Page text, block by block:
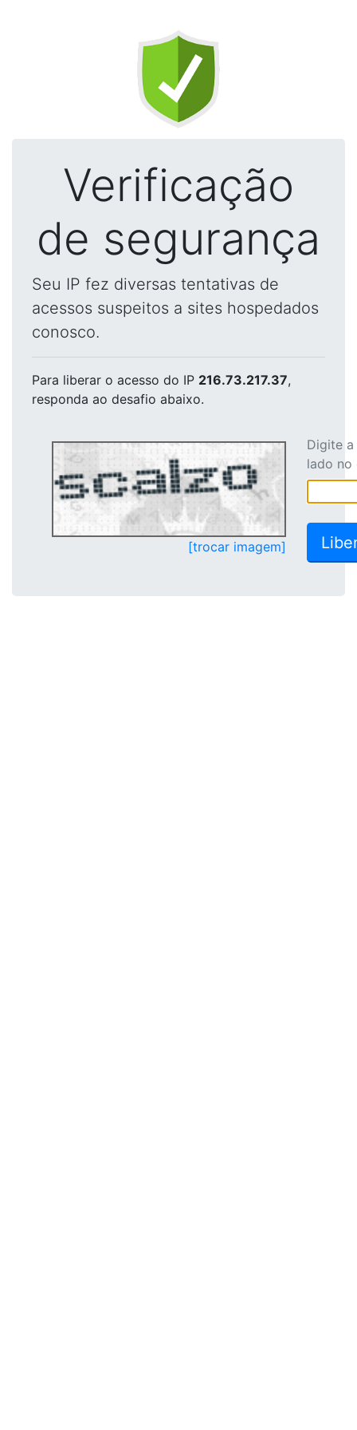
Verificação
de segurança
Seu IP fez diversas tentativas de
acessos suspeitos a sites hospedados
conosco.
Para liberar o acesso do IP 216.73.217.37,
responda ao desafio abaixo.
[trocar imagem]
Digite
lado no